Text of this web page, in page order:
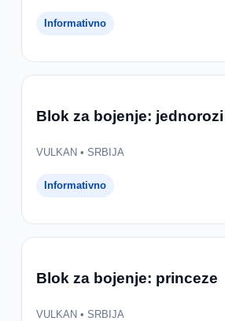
Informativno
Blok za bojenje:
VULKAN • SRBIJA
Informativno
Blok za bojenje: princeze
VULKAN • SRBIJA